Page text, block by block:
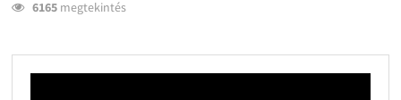
6165megtekintés